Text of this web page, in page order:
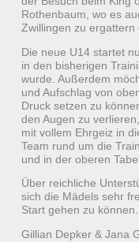
Rothenbaum, wo es
Zwillingen zu ergattern
Die neue U14 startet
in den bisherigen
wurde. Außerdem
und Aufschlag von
Druck setzen zu
den Augen zu
mit vollem Ehrgeiz in
Team rund um die
und in der oberen
Über reichliche
sich die Mädels sehr
Start gehen zu können.
Gillian Depker & Jana